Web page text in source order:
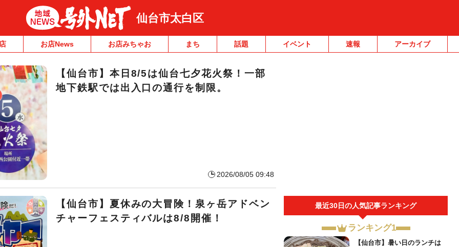
仙台市太白区
お店News お店みちゃお まち 話題 イベント 速報 アーカイブ
【仙台市】本日8/5は仙台七夕花火祭！一部
地下鉄駅では出入口の通行を制限。
2026/08/05 09:48
【仙台市】夏休みの大冒険！泉ヶ岳アドベン
チャーフェスティバルは8/8開催！
最近30日の人気記事ランキング
ランキング1
【仙台市】暑い日のランチは